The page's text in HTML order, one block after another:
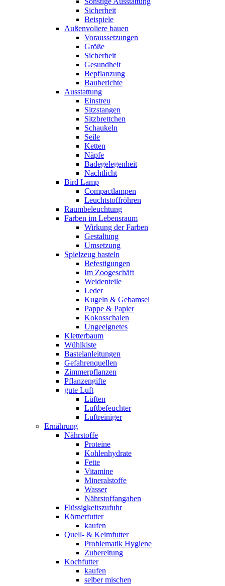
Sicherheit
Beispiele
Außenvoliere bauen
Voraussetzungen
Größe
Sicherheit
Gesundheit
Bepflanzung
Bauberichte
Ausstattung
Einstreu
Sitzstangen
Sitzbrettchen
Schaukeln
Seile
Ketten
Näpfe
Badegelegenheit
Nachtlicht
Bird Lamp
Compactlampen
Leuchtstoffröhren
Raumbeleuchtung
Farben im Lebensraum
Wirkung der Farben
Gestaltung
Umsetzung
Spielzeug basteln
Befestigungen
Im Zoogeschäft
Weidenteile
Leder
Kugeln & Gebamsel
Pappe & Papier
Kokosschalen
Ungeeignetes
Kletterbaum
Wühlkiste
Bastelanleitungen
Gefahrenquellen
Zimmerpflanzen
Pflanzengifte
gute Luft
Lüften
Luftbefeuchter
Luftreiniger
Ernährung
Nährstoffe
Proteine
Kohlenhydrate
Fette
Vitamine
Mineralstoffe
Wasser
Nährstoffangaben
Flüssigkeitszufuhr
Körnerfutter
kaufen
Quell- & Keimfutter
Problematik Hygiene
Zubereitung
Kochfutter
kaufen
selber mischen